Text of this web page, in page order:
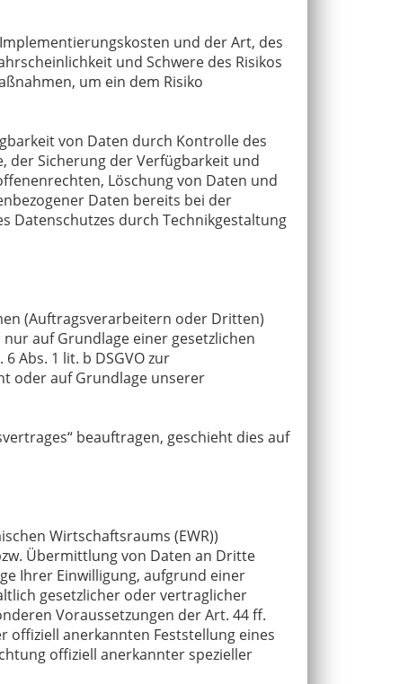
und der Art, des
und Schwere des Risikos
um ein dem Risiko
von Daten durch Kontrolle des
der Sicherung der Verfügbarkeit und
Löschung von Daten und
Daten bereits bei der
Datenschutzes durch Technikgestaltung
(Auftragsverarbeitern oder Dritten)
auf Grundlage einer gesetzlichen
Abs. 1 lit. b DSGVO zur
oder auf Grundlage unserer
beauftragen, geschieht dies auf
Wirtschaftsraums (EWR))
Übermittlung von Daten an Dritte
Ihrer Einwilligung, aufgrund einer
gesetzlicher oder vertraglicher
Voraussetzungen der Art. 44 ff.
offiziell anerkannten Feststellung eines
offiziell anerkannter spezieller